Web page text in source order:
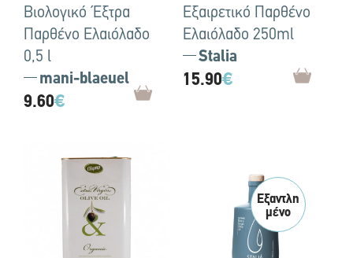
Βιολογικό Έξτρα
Παρθένο Ελαιόλαδο
0,5 l
mani-blaeuel
9.60€
Εξαιρετικό Παρθένο
Ελαιόλαδο 250ml
Stalia
15.90€